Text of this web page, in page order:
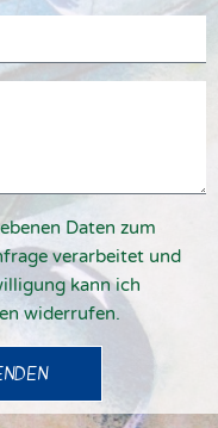
Daten zum
verarbeitet und
kann ich
widerrufen.